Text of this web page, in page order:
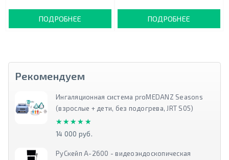
ПОДРОБНЕЕ ПОДРОБНЕЕ
Рекомендуем
Ингаляционная система proMEDANZ Seasons
(взрослые + дети, без подогрева, JRT S05)
★★★★★
★★★★★
14 000 руб.
РуСкейп А-2600 - видеоэндоскопическая